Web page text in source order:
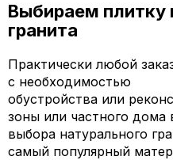
Выбираем плитку
гранита
Практически любой
с необходимостью
обустройства или
зоны или частного дома
выбора натурального
самый популярный